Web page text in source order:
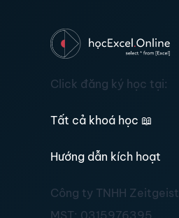
Click đăng ký học tại:
Tất cả khoá học 📖
Hướng dẫn kích hoạt
Công ty TNHH Zeitgeist